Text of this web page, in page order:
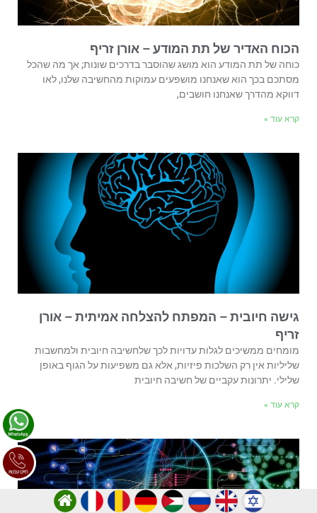
הכוח האדיר של תת המודע – אורן זריף
כוחה של תת המודע הוא מושג שהוסבר בדרכים שונות; אך מה שהכל
מסתכם בכך הוא שאנחנו מושפעים עמוקות מהחשיבה שלנו, לאו
דווקא מהדרך שאנחנו חושבים,
קרא עוד »
גישה חיובית – המפתח להצלחה אמיתית – אורן
זריף
מומחים ממשיכים לגלות עדויות לכך שלחשיבה חיובית ולמחשבות
שליליות אין רק השלכות פיזיות, אלא גם משפיעות על הגוף באופן
שלילי. יתרונות עקביים של חשיבה חיובית
קרא עוד »